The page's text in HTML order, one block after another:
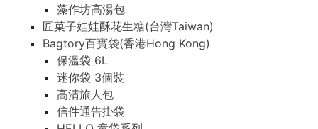
藻作坊高湯包
匠菓子娃娃酥花生糖(台灣Taiwan)
Bagtory百寶袋(香港Hong Kong)
保溫袋 6L
迷你袋 3個裝
高清旅人包
信件通告掛袋